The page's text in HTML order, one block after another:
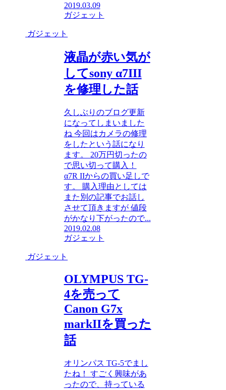
2019.03.09
ガジェット
ガジェット
液晶が赤い気が
してsony α7III
を修理した話
久しぶりのブログ更新
になってしまいました
ね 今回はカメラの修理
をしたという話になり
ます。 20万円切ったの
で思い切って購入！
α7R IIからの買い足しで
す。 購入理由としては
また別の記事でお話し
させて頂きますが 値段
がかなり下がったので...
2019.02.08
ガジェット
ガジェット
OLYMPUS TG-
4を売って
Canon G7x
markIIを買った
話
オリンパス TG-5でまし
たね！ すごく興味があ
ったので、持っている